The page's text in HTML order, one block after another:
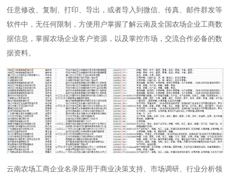
任意修改、复制、打印、导出，或者导入到微信、传真、邮件群发等
软件中，无任何限制，方便用户掌握了解云南及全国农场企业工商数
据信息，掌握农场企业客户资源，以及掌控市场，交流合作必备的数
据资料。
云南农场工商企业名录应用于商业决策支持、市场调研、行业分析领